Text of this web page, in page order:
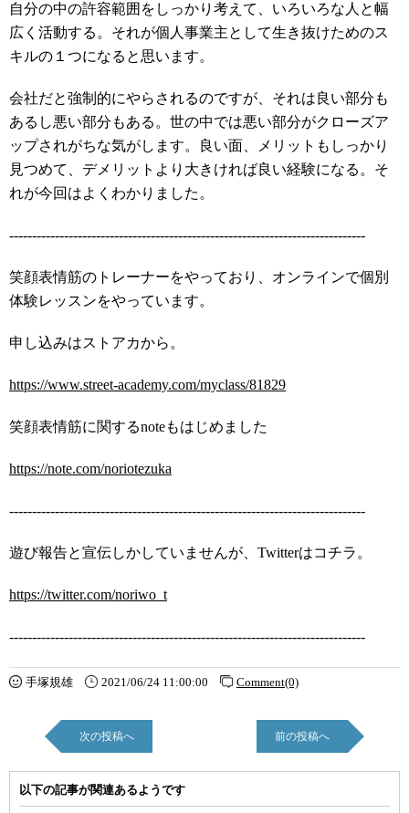
自分の中の許容範囲をしっかり考えて、いろいろな人と幅
広く活動する。それが個人事業主として生き抜けためのス
キルの１つになると思います。
会社だと強制的にやらされるのですが、それは良い部分も
あるし悪い部分もある。世の中では悪い部分がクローズア
ップされがちな気がします。良い面、メリットもしっかり
見つめて、デメリットより大きければ良い経験になる。そ
れが今回はよくわかりました。
------------------------------------------------------------------------------
笑顔表情筋のトレーナーをやっており、オンラインで個別
体験レッスンをやっています。
申し込みはストアカから。
https://www.street-academy.com/myclass/81829
笑顔表情筋に関するnoteもはじめました
https://note.com/noriotezuka
------------------------------------------------------------------------------
遊び報告と宣伝しかしていませんが、Twitterはコチラ。
https://twitter.com/noriwo_t
------------------------------------------------------------------------------
手塚規雄 2021/06/24 11:00:00 Comment(0)
次の投稿へ 前の投稿へ
以下の記事が関連あるようです